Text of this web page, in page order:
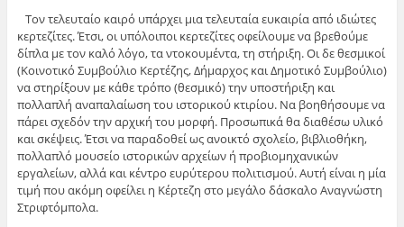
Τον τελευταίο καιρό υπάρχει μια τελευταία ευκαιρία από ιδιώτες
κερτεζίτες. Έτσι, οι υπόλοιποι κερτεζίτες οφείλουμε να βρεθούμε
δίπλα με τον καλό λόγο, τα ντοκουμέντα, τη στήριξη. Οι δε θεσμικοί
(Κοινοτικό Συμβούλιο Κερτέζης, Δήμαρχος και Δημοτικό Συμβούλιο)
να στηρίξουν με κάθε τρόπο (θεσμικό) την υποστήριξη και
πολλαπλή αναπαλαίωση του ιστορικού κτιρίου. Να βοηθήσουμε να
πάρει σχεδόν την αρχική του μορφή. Προσωπικά θα διαθέσω υλικό
και σκέψεις. Έτσι να παραδοθεί ως ανοικτό σχολείο, βιβλιοθήκη,
πολλαπλό μουσείο ιστορικών αρχείων ή προβιομηχανικών
εργαλείων, αλλά και κέντρο ευρύτερου πολιτισμού. Αυτή είναι η μία
τιμή που ακόμη οφείλει η Κέρτεζη στο μεγάλο δάσκαλο Αναγνώστη
Στριφτόμπολα.